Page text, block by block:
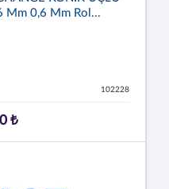
Mm 0,6 Mm Rol...
102228
₺